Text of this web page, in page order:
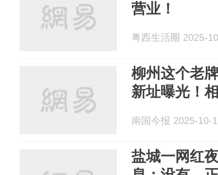
营业！
粤西生活圈 2025-
柳州这个老
新址曝光！
南国今报 2025-10-
盐城一网红